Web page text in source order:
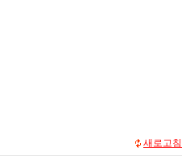
새로고침